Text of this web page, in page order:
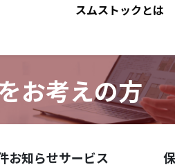
スムストックとは
お考えの方
お知らせサービス